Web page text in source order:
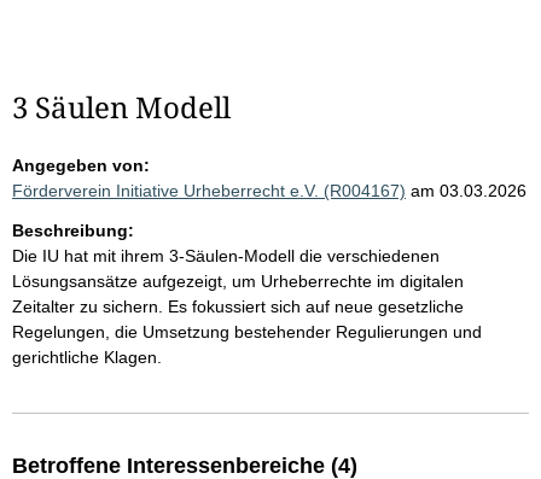
3 Säulen Modell
Angegeben von:
Förderverein Initiative Urheberrecht e.V. (R004167) am 03.03.2026
Beschreibung:
Die IU hat mit ihrem 3-Säulen-Modell die verschiedenen
Lösungsansätze aufgezeigt, um Urheberrechte im digitalen
Zeitalter zu sichern. Es fokussiert sich auf neue gesetzliche
Regelungen, die Umsetzung bestehender Regulierungen und
gerichtliche Klagen.
Betroffene Interessenbereiche (4)